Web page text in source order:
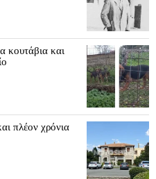
κουτάβια και
πλέον χρόνια